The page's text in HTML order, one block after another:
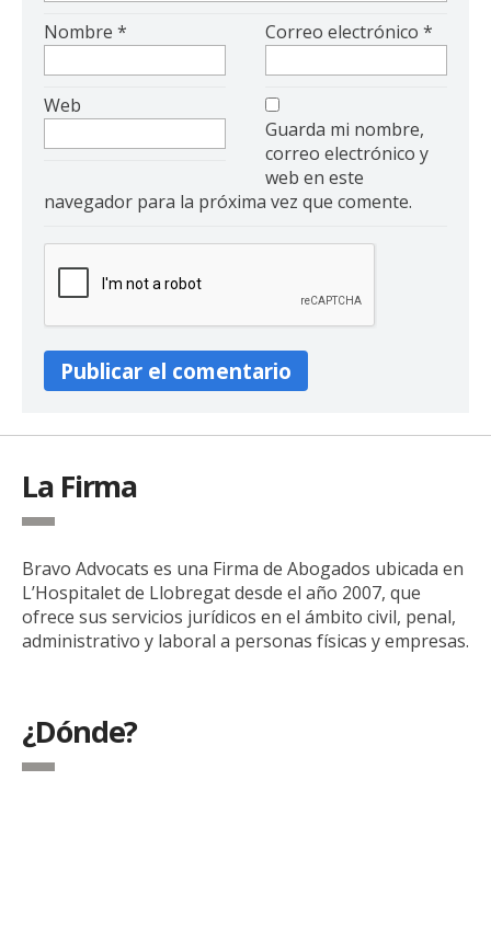
Nombre * Correo electrónico*
Web
Guarda mi nombre,
correo electrónico y
web en este
navegador para la próxima vez que comente.
La Firma
Bravo Advocats es una Firma de Abogados ubicada en
L’Hospitalet de Llobregat desde el año 2007, que
ofrece sus servicios jurídicos en el ámbito civil, penal,
administrativo y laboral a personas físicas y empresas.
¿Dónde?